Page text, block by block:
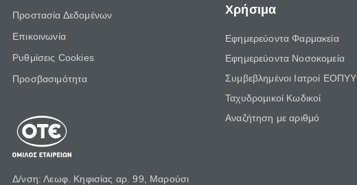
Προστασία Δεδομένων
Επικοινωνία
Ρυθμίσεις Cookies
Προσβασιμότητα
Δ/νση: Λεωφ. Κηφισίας αρ. 99, Μαρούσι
Χρήσιμα
Εφημερεύοντα Φαρμακεία
Εφημερεύοντα Νοσοκομεία
Συμβεβλημένοι Ιατροί ΕΟΠΥΥ
Ταχυδρομικοί Κωδικοί
Αναζήτηση με αριθμό